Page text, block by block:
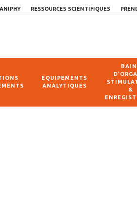
RESSOURCES SCIENTIFIQUES
EQUIPEMENTS
ANALYTIQUES
&